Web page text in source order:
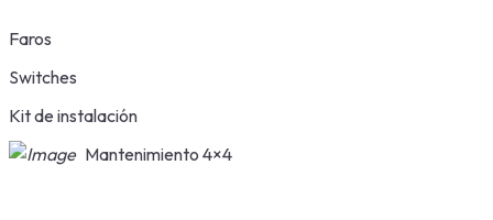
Faros
Switches
Kit de instalación
Mantenimiento 4×4